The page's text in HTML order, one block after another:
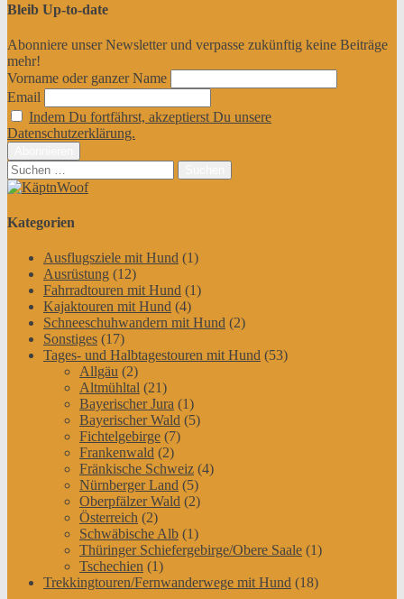
Bleib Up-to-date
Abonniere unser Newsletter und verpasse zukünftig keine Beiträge
mehr!
Vorname oder ganzer Name
Email
Indem Du fortfährst, akzeptierst Du unsere
Datenschutzerklärung.
Suchen
nach:
Kategorien
Ausflugsziele mit Hund (1)
Ausrüstung (12)
Fahrradtouren mit Hund (1)
Kajaktouren mit Hund (4)
Schneeschuhwandern mit Hund (2)
Sonstiges (17)
Tages- und Halbtagestouren mit Hund (53)
Allgäu (2)
Altmühltal (21)
Bayerischer Jura (1)
Bayerischer Wald (5)
Fichtelgebirge (7)
Frankenwald (2)
Fränkische Schweiz (4)
Nürnberger Land (5)
Oberpfälzer Wald (2)
Österreich (2)
Schwäbische Alb (1)
Thüringer Schiefergebirge/Obere Saale (1)
Tschechien (1)
Trekkingtouren/Fernwanderwege mit Hund (18)